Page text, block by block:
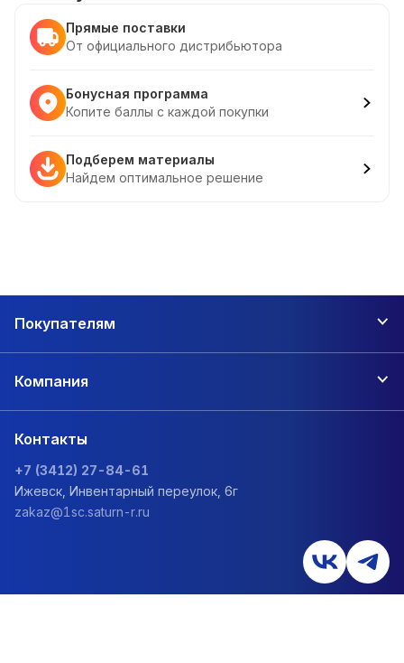
Прямые поставки
От официального дистрибьютора
Бонусная программа
Копите баллы с каждой покупки
Подберем материалы
Найдем оптимальное решение
Покупателям
Компания
Контакты
+7 (3412) 27-84-61
Ижевск, Инвентарный переулок, 6г
zakaz@1sc.saturn-r.ru